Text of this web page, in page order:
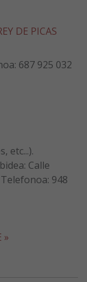
DE PICAS
687 925 032
etc...).
Calle
948
»